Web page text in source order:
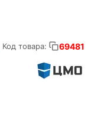
Код товара: 69481